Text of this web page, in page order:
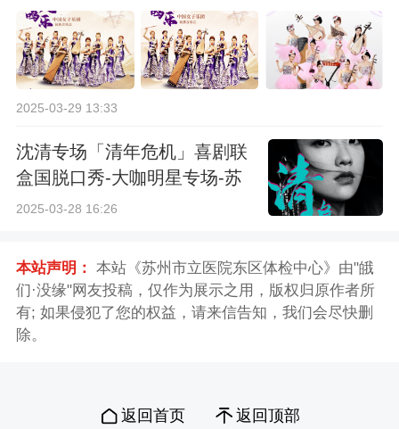
2025-03-29 13:33
沈清专场「清年危机」喜剧联
盒国脱口秀-大咖明星专场-苏
州站
2025-03-28 16:26
本站声明： 本站《苏州市立医院东区体检中心》由"皒
们·没缘"网友投稿，仅作为展示之用，版权归原作者所
有; 如果侵犯了您的权益，请来信告知，我们会尽快删
除。
返回首页 返回顶部